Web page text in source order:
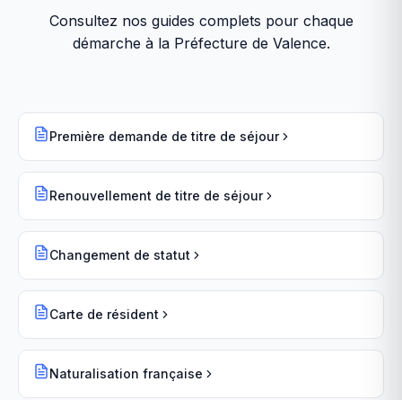
Consultez nos guides complets pour chaque
démarche à la Préfecture de Valence.
Première demande de titre de séjour
Renouvellement de titre de séjour
Changement de statut
Carte de résident
Naturalisation française